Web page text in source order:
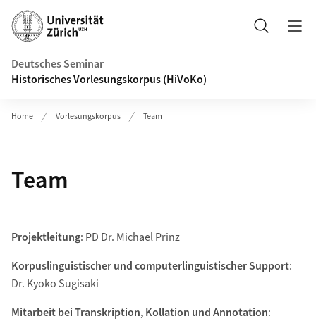
Header
Suche
Deutsches Seminar
Historisches Vorlesungskorpus (HiVoKo)
Home Vorlesungskorpus Team
Team
Projektleitung: PD Dr. Michael Prinz
Korpuslinguistischer und computerlinguistischer Support:
Dr. Kyoko Sugisaki
Mitarbeit bei Transkription, Kollation und Annotation: